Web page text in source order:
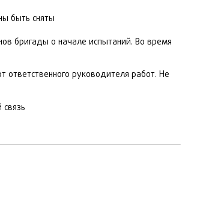
быть сняты
бригады о начале испытаний. Во время
руководителя работ. Не